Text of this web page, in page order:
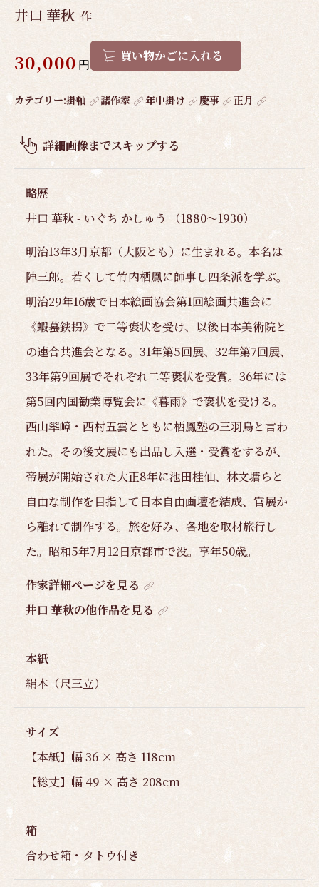
井口 華秋 作
30,000 円
買い物かごに入れる
作
概
要
カテゴリー:掛軸 諸作家 年中掛け 慶事 正月
詳細画像までスキップする
略歴
井口 華秋 - いぐち かしゅう （1880～1930）
明治13年3月京都（大阪とも）に生まれる。本名は
陣三郎。若くして竹内栖鳳に師事し四条派を学ぶ。
明治29年16歳で日本絵画協会第1回絵画共進会に
《蝦蟇鉄拐》で二等褒状を受け、以後日本美術院と
の連合共進会となる。31年第5回展、32年第7回展、
33年第9回展でそれぞれ二等褒状を受賞。36年には
第5回内国勧業博覧会に《暮雨》で褒状を受ける。
西山翆嶂・西村五雲とともに栖鳳塾の三羽烏と言わ
れた。その後文展にも出品し入選・受賞をするが、
帝展が開始された大正8年に池田桂仙、林文塘らと
自由な制作を目指して日本自由画壇を結成、官展か
ら離れて制作する。旅を好み、各地を取材旅行し
た。昭和5年7月12日京都市で没。享年50歳。
作家詳細ページを見る
井口 華秋の他作品を見る
本紙
絹本（尺三立）
サイズ
【本紙】幅 36 × 高さ 118cm
【総丈】幅 49 × 高さ 208cm
箱
合わせ箱・タトウ付き